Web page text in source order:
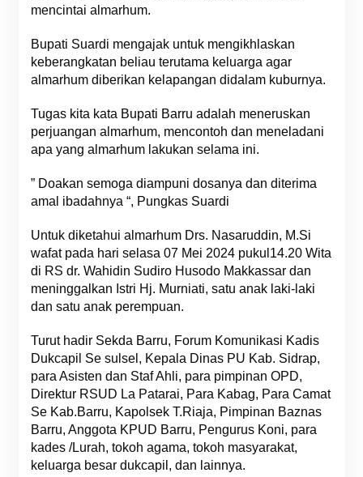
mencintai almarhum.
Bupati Suardi mengajak untuk mengikhlaskan
keberangkatan beliau terutama keluarga agar
almarhum diberikan kelapangan didalam kuburnya.
Tugas kita kata Bupati Barru adalah meneruskan
perjuangan almarhum, mencontoh dan meneladani
apa yang almarhum lakukan selama ini.
” Doakan semoga diampuni dosanya dan diterima
amal ibadahnya “, Pungkas Suardi
Untuk diketahui almarhum Drs. Nasaruddin, M.Si
wafat pada hari selasa 07 Mei 2024 pukul14.20 Wita
di RS dr. Wahidin Sudiro Husodo Makkassar dan
meninggalkan Istri Hj. Murniati, satu anak laki-laki
dan satu anak perempuan.
Turut hadir Sekda Barru, Forum Komunikasi Kadis
Dukcapil Se sulsel, Kepala Dinas PU Kab. Sidrap,
para Asisten dan Staf Ahli, para pimpinan OPD,
Direktur RSUD La Patarai, Para Kabag, Para Camat
Se Kab.Barru, Kapolsek T.Riaja, Pimpinan Baznas
Barru, Anggota KPUD Barru, Pengurus Koni, para
kades /Lurah, tokoh agama, tokoh masyarakat,
keluarga besar dukcapil, dan lainnya.